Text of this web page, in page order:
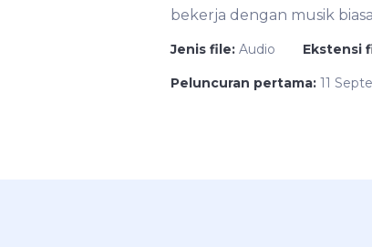
bekerja dengan musik
Jenis file: Audio Ekstensi
Peluncuran pertama: 11